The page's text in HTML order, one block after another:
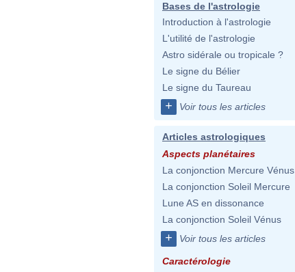
Bases de l'astrologie
Introduction à l'astrologie
L'utilité de l'astrologie
Astro sidérale ou tropicale ?
Le signe du Bélier
Le signe du Taureau
+ Voir tous les articles
Articles astrologiques
Aspects planétaires
La conjonction Mercure Vénus
La conjonction Soleil Mercure
Lune AS en dissonance
La conjonction Soleil Vénus
+ Voir tous les articles
Caractérologie